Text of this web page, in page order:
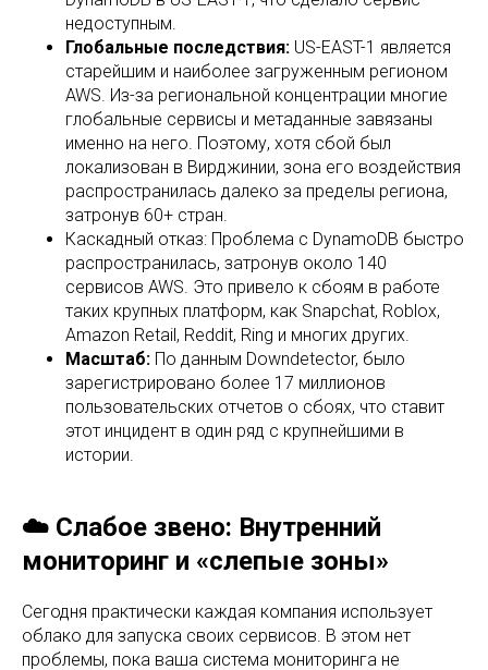
недоступным.
Глобальные последствия: US-EAST-1 является
старейшим и наиболее загруженным регионом
AWS. Из-за региональной концентрации многие
глобальные сервисы и метаданные завязаны
именно на него. Поэтому, хотя сбой был
локализован в Вирджинии, зона его воздействия
распространилась далеко за пределы региона,
затронув 60+ стран.
Каскадный отказ: Проблема с DynamoDB быстро
распространилась, затронув около 140
сервисов AWS. Это привело к сбоям в работе
таких крупных платформ, как Snapchat, Roblox,
Amazon Retail, Reddit, Ring и многих других.
Масштаб: По данным Downdetector, было
зарегистрировано более 17 миллионов
пользовательских отчетов о сбоях, что ставит
этот инцидент в один ряд с крупнейшими в
истории.
☁️ Слабое звено: Внутренний
мониторинг и «слепые зоны»
Сегодня практически каждая компания использует
облако для запуска своих сервисов. В этом нет
проблемы, пока ваша система мониторинга не